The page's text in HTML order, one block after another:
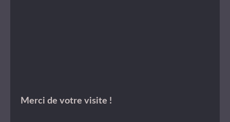
Merci de votre visite !